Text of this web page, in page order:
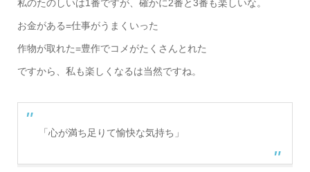
私のたのしいは1番ですが、確かに2番と3番も楽しいな。
お金がある=仕事がうまくいった
作物が取れた=豊作でコメがたくさんとれた
ですから、私も楽しくなるは当然ですね。
「心が満ち足りて愉快な気持ち」